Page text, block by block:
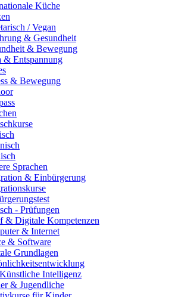
Küche
/ Vegan
& Gesundheit
& Bewegung
& Entspannung
& Bewegung
Sprachen
& Einbürgerung
- Prüfungen
& Digitale Kompetenzen
& Internet
& Software
Grundlagen
Intelligenz
& Jugendliche